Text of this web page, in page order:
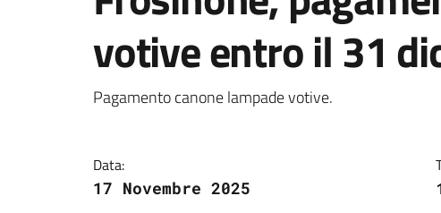
votive entro il 31
Dettagli della notizia
Pagamento canone lampade votive.
Data:
17 Novembre 2025